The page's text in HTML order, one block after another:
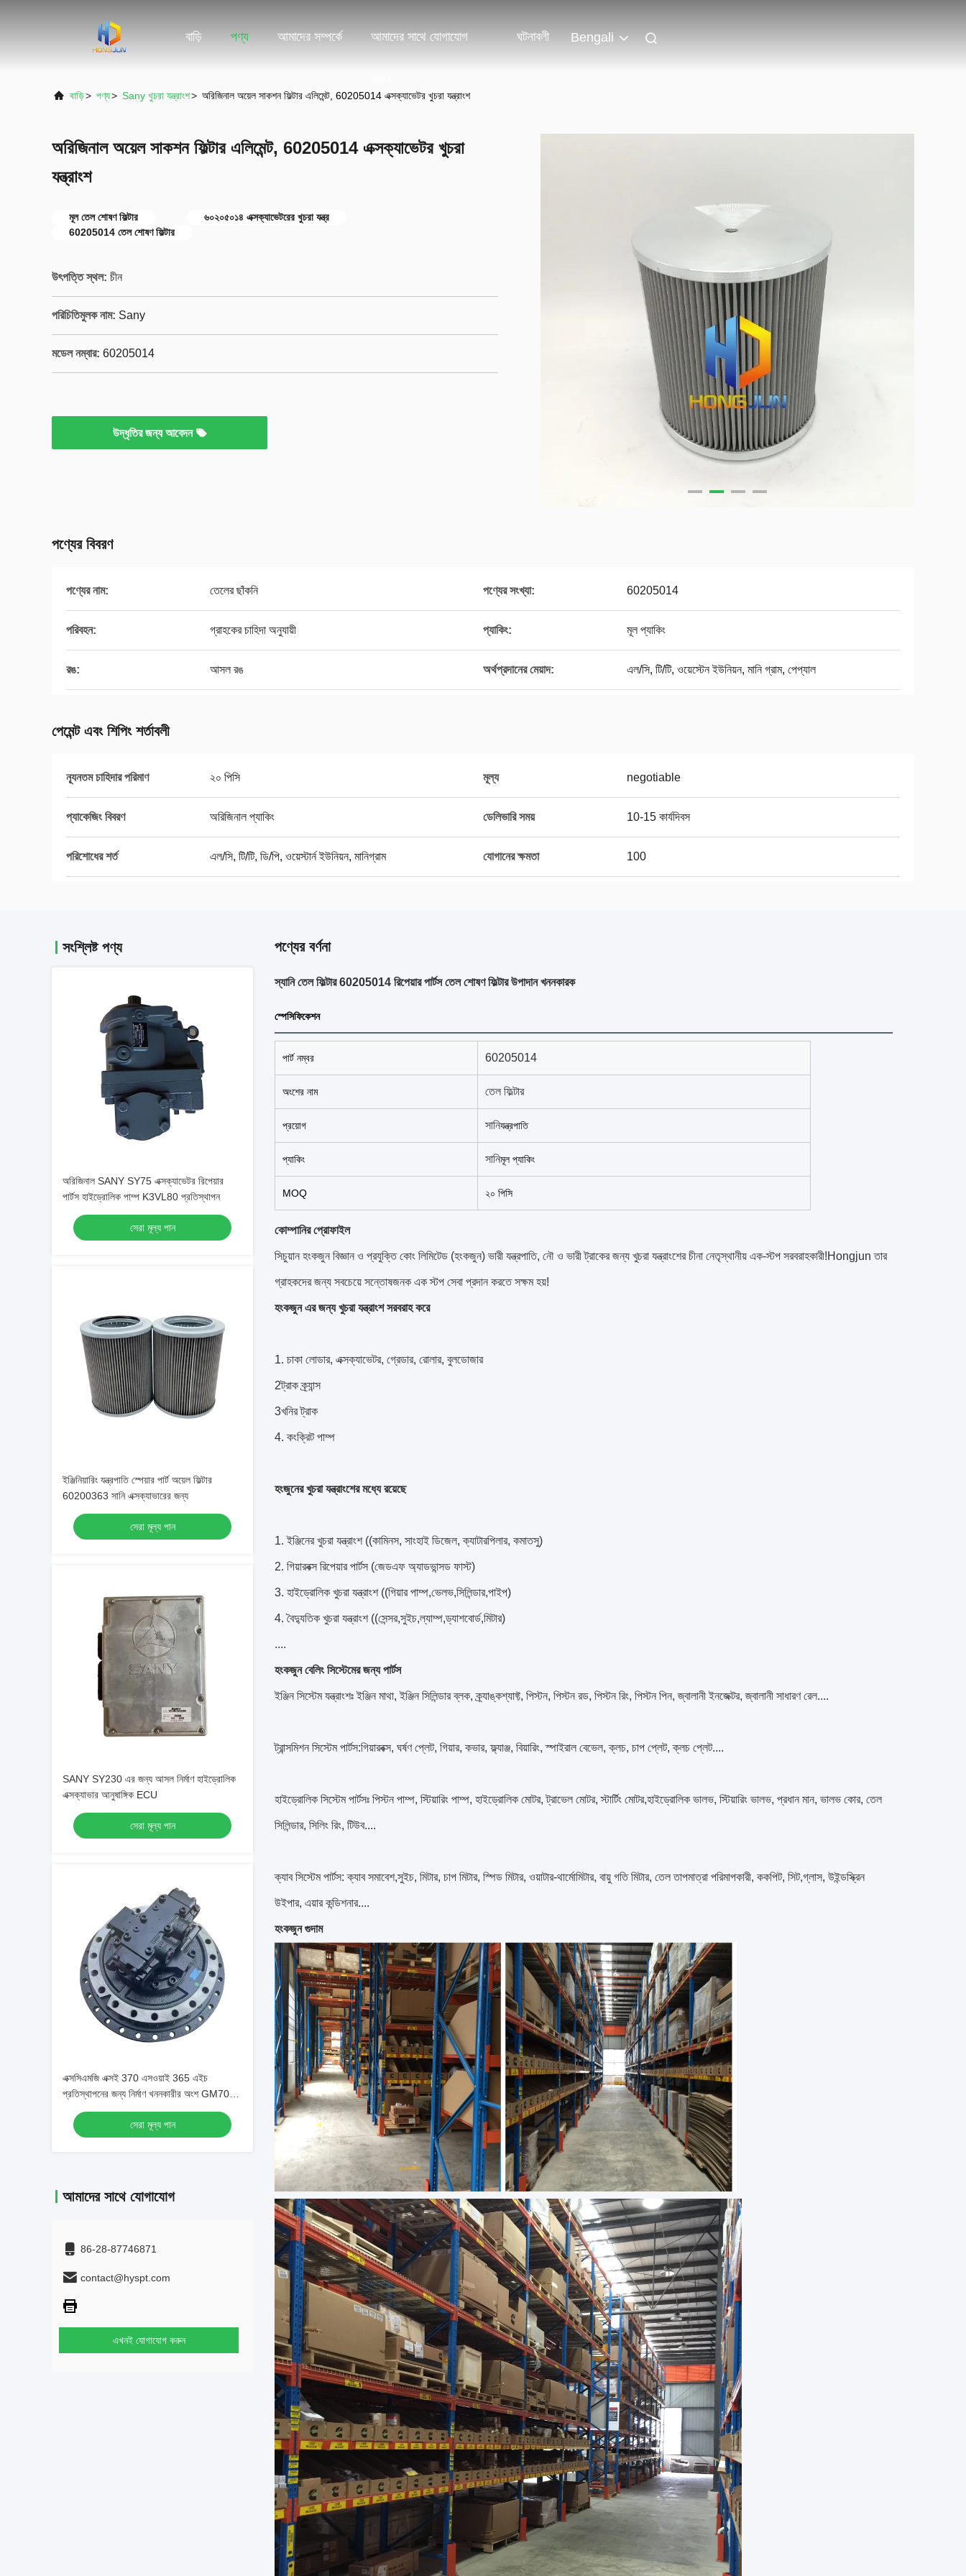
বাড়ি পণ্য আমাদের সম্পর্কে আমাদের সাথে যোগাযোগ ঘটনাবলী Bengali
বাড়ি> পণ্য> Sany খুচরা যন্ত্রাংশ> অরিজিনাল অয়েল সাকশন ফিল্টার এলিমেন্ট, 60205014 এক্সক্যাভেটর খুচরা যন্ত্রাংশ
অরিজিনাল অয়েল সাকশন ফিল্টার এলিমেন্ট, 60205014 এক্সক্যাভেটর খুচরা
যন্ত্রাংশ
মূল তেল শোষণ ফিল্টার
৬০২০৫০১৪ এক্সক্যাভেটরের খুচরা যন্ত্র
60205014 তেল শোষণ ফিল্টার
উৎপত্তি স্থল: চীন
পরিচিতিমুলক নাম: Sany
মডেল নম্বার: 60205014
উদ্ধৃতির জন্য আবেদন
পণ্যের বিবরণ
পণ্যের নাম: তেলের ছাঁকনি পণ্যের সংখ্যা: 60205014
পরিবহন: গ্রাহকের চাহিদা অনুযায়ী প্যাকিং: মূল প্যাকিং
রঙ: আসল রঙ অর্থপ্রদানের মেয়াদ: এল/সি, টি/টি, ওয়েস্টেন ইউনিয়ন, মানি গ্রাম, পেপ্যাল
পেমেন্ট এবং শিপিং শর্তাবলী
ন্যূনতম চাহিদার পরিমাণ ২০ পিসি মূল্য negotiable
প্যাকেজিং বিবরণ অরিজিনাল প্যাকিং ডেলিভারি সময় 10-15 কার্যদিবস
পরিশোধের শর্ত এল/সি, টি/টি, ডি/পি, ওয়েস্টার্ন ইউনিয়ন, মানিগ্রাম যোগানের ক্ষমতা 100
সংশ্লিষ্ট পণ্য
অরিজিনাল SANY SY75 এক্সক্যাভেটর রিপেয়ার
পার্টস হাইড্রোলিক পাম্প K3VL80 প্রতিস্থাপন
সেরা মূল্য পান
ইঞ্জিনিয়ারিং যন্ত্রপাতি স্পেয়ার পার্ট অয়েল ফিল্টার
60200363 সানি এক্সক্যাভারের জন্য
সেরা মূল্য পান
SANY SY230 এর জন্য আসল নির্মাণ হাইড্রোলিক
এক্সক্যাভার আনুষাঙ্গিক ECU
সেরা মূল্য পান
এক্সসিএমজি এক্সই 370 এসওয়াই 365 এইচ
প্রতিস্থাপনের জন্য নির্মাণ খননকারীর অংশ GM70
ড্রাইভ সমাবেশ
সেরা মূল্য পান
আমাদের সাথে যোগাযোগ
86-28-87746871
contact@hyspt.com
এখনই যোগাযোগ করুন
পণ্যের বর্ণনা
স্যানি তেল ফিল্টার 60205014 রিপেয়ার পার্টস তেল শোষণ ফিল্টার উপাদান খননকারক
স্পেসিফিকেশন
পার্ট নম্বর 60205014
অংশের নাম তেল ফিল্টার
প্রয়োগ সানিযন্ত্রপাতি
প্যাকিং সানিমূল প্যাকিং
MOQ ২০ পিসি
কোম্পানির প্রোফাইল
সিচুয়ান হংকজুন বিজ্ঞান ও প্রযুক্তি কোং লিমিটেড (হংকজুন) ভারী যন্ত্রপাতি, নৌ ও ভারী ট্রাকের জন্য খুচরা যন্ত্রাংশের চীনা নেতৃস্থানীয় এক-স্টপ সরবরাহকারী!Hongjun তার
গ্রাহকদের জন্য সবচেয়ে সন্তোষজনক এক স্টপ সেবা প্রদান করতে সক্ষম হয়!
হংকজুন এর জন্য খুচরা যন্ত্রাংশ সরবরাহ করে
1. চাকা লোডার, এক্সক্যাভেটর, গ্রেডার, রোলার, বুলডোজার
2ট্রাক ক্র্যান্স
3খনির ট্রাক
4. কংক্রিট পাম্প
হংজুনের খুচরা যন্ত্রাংশের মধ্যে রয়েছে
1. ইঞ্জিনের খুচরা যন্ত্রাংশ ((কামিনস, সাংহাই ডিজেল, ক্যাটারপিলার, কমাতসু)
2. গিয়ারবক্স রিপেয়ার পার্টস (জেডএফ অ্যাডভান্সড ফাস্ট)
3. হাইড্রোলিক খুচরা যন্ত্রাংশ ((গিয়ার পাম্প,ভেলভ,সিলিন্ডার,পাইপ)
4. বৈদ্যুতিক খুচরা যন্ত্রাংশ ((সেন্সর,সুইচ,ল্যাম্প,ড্যাশবোর্ড,মিটার)
....
হংকজুন বেলিং সিস্টেমের জন্য পার্টস
ইঞ্জিন সিস্টেম যন্ত্রাংশঃ ইঞ্জিন মাথা, ইঞ্জিন সিলিন্ডার ব্লক, ক্র্যাঙ্কশ্যাফ্ট, পিস্টন, পিস্টন রড, পিস্টন রিং, পিস্টন পিন, জ্বালানী ইনজেক্টর, জ্বালানী সাধারণ রেল....
ট্রান্সমিশন সিস্টেম পার্টস:গিয়ারবক্স, ঘর্ষণ প্লেট, গিয়ার, কভার, ফ্ল্যাঞ্জ, বিয়ারিং, স্পাইরাল বেভেল, ক্লচ, চাপ প্লেট, ক্লচ প্লেট....
হাইড্রোলিক সিস্টেম পার্টসঃ পিস্টন পাম্প, স্টিয়ারিং পাম্প, হাইড্রোলিক মোটর, ট্রাভেল মোটর, স্টার্টিং মোটর,হাইড্রোলিক ভালভ, স্টিয়ারিং ভালভ, প্রধান মান, ভালভ কোর, তেল
সিলিন্ডার, সিলিং রিং, টিউব....
ক্যাব সিস্টেম পার্টস: ক্যাব সমাবেশ,সুইচ, মিটার, চাপ মিটার, স্পিড মিটার, ওয়াটার-থার্মোমিটার, বায়ু গতি মিটার, তেল তাপমাত্রা পরিমাপকারী, ককপিট, সিট,গ্লাস, উইন্ডস্ক্রিন
উইপার, এয়ার কন্ডিশনার....
হংকজুন গুদাম